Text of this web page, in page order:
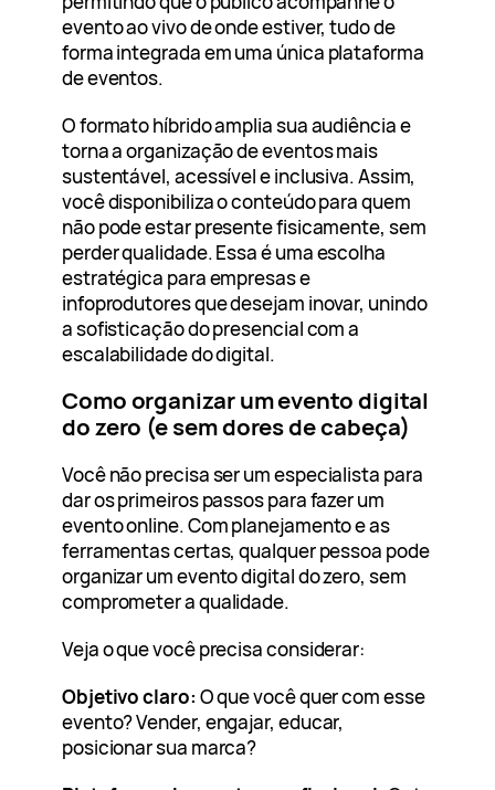
evento ao vivo de onde estiver, tudo de
forma integrada em uma única plataforma
de eventos.
O formato híbrido amplia sua audiência e
torna a organização de eventos mais
sustentável, acessível e inclusiva. Assim,
você disponibiliza o conteúdo para quem
não pode estar presente fisicamente, sem
perder qualidade. Essa é uma escolha
estratégica para empresas e
infoprodutores que desejam inovar, unindo
a sofisticação do presencial com a
escalabilidade do digital.
Como organizar um evento digital
do zero (e sem dores de cabeça)
Você não precisa ser um especialista para
dar os primeiros passos para fazer um
evento online. Com planejamento e as
ferramentas certas, qualquer pessoa pode
organizar um evento digital do zero, sem
comprometer a qualidade.
Veja o que você precisa considerar:
Objetivo claro: O que você quer com esse
evento? Vender, engajar, educar,
posicionar sua marca?